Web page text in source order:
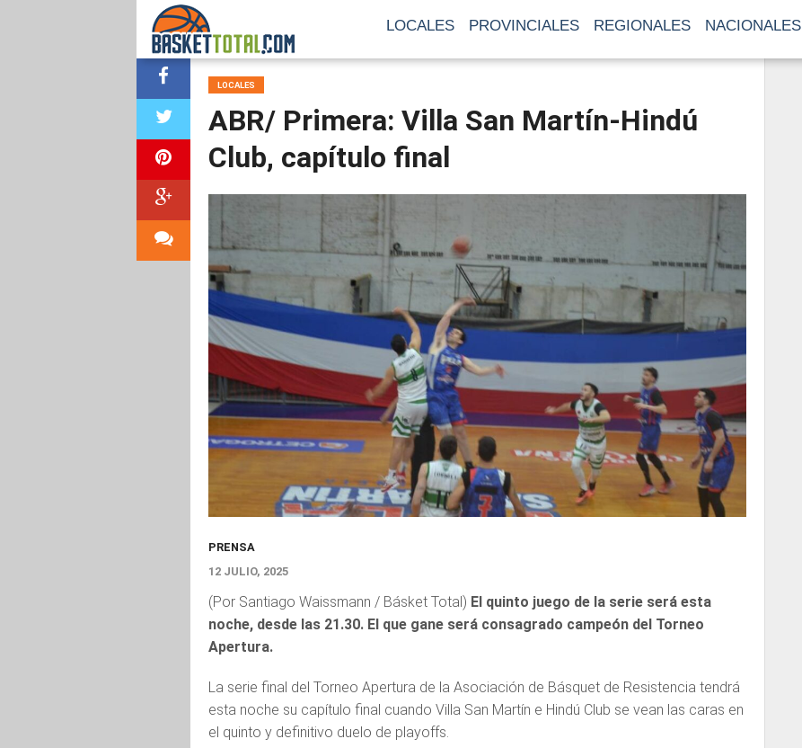
LOCALES PROVINCIALES REGIONALES NACIONALES
LOCALES
ABR/ Primera: Villa San Martín-Hindú
Club, capítulo final
PRENSA
12 JULIO, 2025
(Por Santiago Waissmann / Básket Total) El quinto juego de la serie será esta
noche, desde las 21.30. El que gane será consagrado campeón del Torneo
Apertura.
La serie final del Torneo Apertura de la Asociación de Básquet de Resistencia tendrá
esta noche su capítulo final cuando Villa San Martín e Hindú Club se vean las caras en
el quinto y definitivo duelo de playoffs.